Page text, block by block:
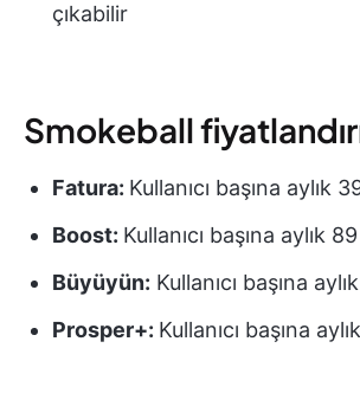
çıkabilir
Smokeball
Fatura: Kullanıcı başına aylık
Boost: Kullanıcı başına aylık
Büyüyün: Kullanıcı başına
Prosper+: Kullanıcı başına